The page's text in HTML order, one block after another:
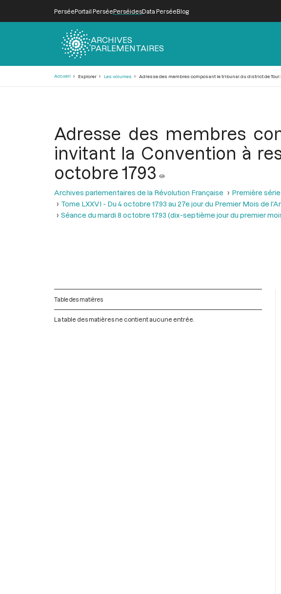
PerséePortail PerséePerséidesData PerséeBlog
ARCHIVES
PARLEMENTAIRES
Accueil Explorer Les volumes Adresse des membres composant le tribunal du district de Toul
Adresse des membres
invitant la Convention à
octobre 1793
Archives parlementaires de la Révolution Française
Première série
Tome LXXVI - Du 4 octobre 1793 au 27e jour du Premier Mois de
Séance du mardi 8 octobre 1793 (dix-septième jour du premier
Table des matières
La table des matières ne contient aucune entrée.